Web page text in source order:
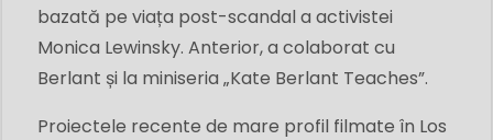
bazată pe viața post-scandal a activistei
Monica Lewinsky. Anterior, a colaborat cu
Berlant și la miniseria „Kate Berlant Teaches”.
Proiectele recente de mare profil filmate în Los